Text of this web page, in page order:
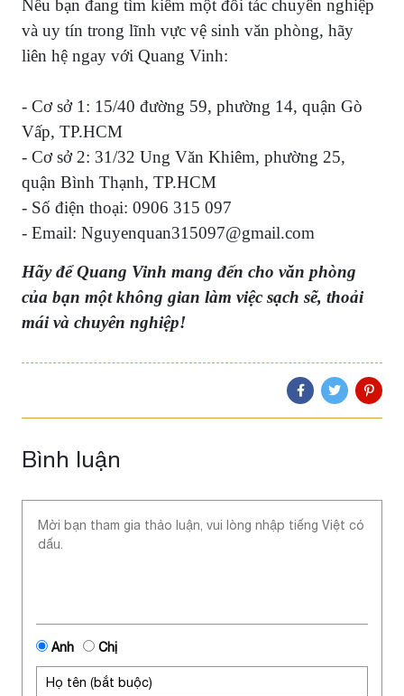
Nếu bạn đang tìm kiếm một đối tác chuyên nghiệp
và uy tín trong lĩnh vực vệ sinh văn phòng, hãy
liên hệ ngay với Quang Vinh:
- Cơ sở 1: 15/40 đường 59, phường 14, quận Gò
Vấp, TP.HCM
- Cơ sở 2: 31/32 Ung Văn Khiêm, phường 25,
quận Bình Thạnh, TP.HCM
- Số điện thoại: 0906 315 097
- Email: Nguyenquan315097@gmail.com
Hãy để Quang Vinh mang đến cho văn phòng
của bạn một không gian làm việc sạch sẽ, thoải
mái và chuyên nghiệp!
Bình luận
Anh Chị